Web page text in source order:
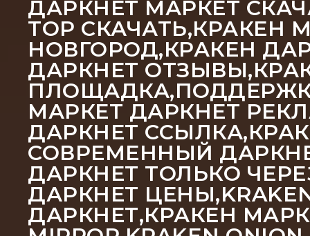
ДАРКНЕТ МАРКЕТ
ТОР СКАЧАТЬ,КРАКЕН
НОВГОРОД,КРАКЕН
ДАРКНЕТ
МАРКЕТ ДАРКНЕТ
ДАРКНЕТ
СОВРЕМЕННЫЙ
ДАРКНЕТ ТОЛЬКО
ДАРКНЕТ
ДАРКНЕТ,КРАКЕН